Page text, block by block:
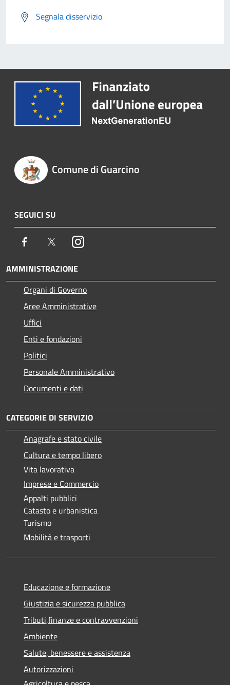
Segnala disservizio
Comune di Guarcino
SEGUICI SU
Facebook TwitterInstagram
AMMINISTRAZIONE
Organi di Governo
Aree Amministrative
Uffici
Enti e fondazioni
Politici
Personale Amministrativo
Documenti e dati
CATEGORIE DI SERVIZIO
Anagrafe e stato civile
Cultura e tempo libero
Vita lavorativa
Imprese e Commercio
Appalti pubblici
Catasto e urbanistica
Turismo
Mobilità e trasporti
Educazione e formazione
Giustizia e sicurezza pubblica
Tributi,finanze e contravvenzioni
Ambiente
Salute, benessere e assistenza
Autorizzazioni